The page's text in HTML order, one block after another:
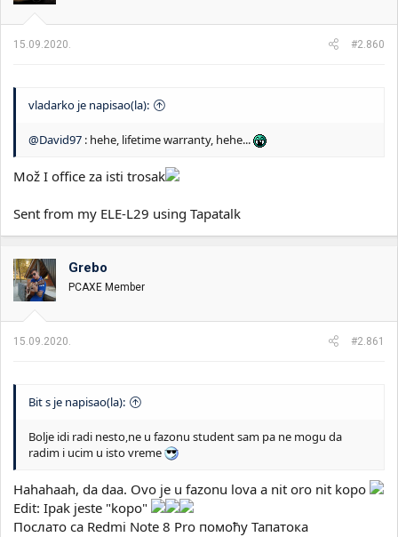
15.09.2020. #2.860
vladarko je napisao(la):
@David97 : hehe, lifetime warranty, hehe...
Mož I office za isti trosak
Sent from my ELE-L29 using Tapatalk
Grebo
PCAXE Member
15.09.2020. #2.861
Bit s je napisao(la):
Bolje idi radi nesto,ne u fazonu student sam pa ne mogu da
radim i ucim u isto vreme
Hahahaah, da daa. Ovo je u fazonu lova a nit oro nit kopo
Edit: Ipak jeste "kopo"
Послато са Redmi Note 8 Pro помоћу Тапатока